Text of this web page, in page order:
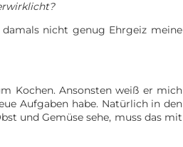
nicht genug Ehrgeiz meine
Kochen. Ansonsten weiß er mich
Aufgaben habe. Natürlich in den
und Gemüse sehe, muss das mit